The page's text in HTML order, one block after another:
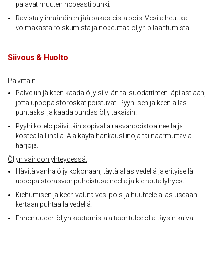
palavat muuten nopeasti puhki.
Ravista ylimääräinen jää pakasteista pois. Vesi aiheuttaa
voimakasta roiskumista ja nopeuttaa öljyn pilaantumista.
Siivous & Huolto
Päivittäin:
Palvelun jälkeen kaada öljy siivilän tai suodattimen läpi astiaan,
jotta uppopaistoroskat poistuvat. Pyyhi sen jälkeen allas
puhtaaksi ja kaada puhdas öljy takaisin.
Pyyhi kotelo päivittäin sopivalla rasvanpoistoaineella ja
kostealla liinalla. Älä käytä hankausliinoja tai naarmuttavia
harjoja.
Öljyn vaihdon yhteydessä:
Hävitä vanha öljy kokonaan, täytä allas vedellä ja erityisellä
uppopaistorasvan puhdistusaineella ja kiehauta lyhyesti.
Kiehumisen jälkeen valuta vesi pois ja huuhtele allas useaan
kertaan puhtaalla vedellä.
Ennen uuden öljyn kaatamista altaan tulee olla täysin kuiva.